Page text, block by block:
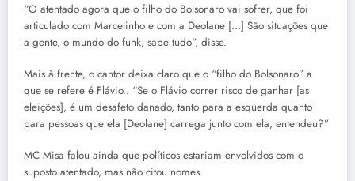
“O atentado agora que o filho do Bolsonaro vai sofrer, que foi
articulado com Marcelinho e com a Deolane […] São situações que
a gente, o mundo do funk, sabe tudo”, disse.
Mais à frente, o cantor deixa claro que o “filho do Bolsonaro” a
que se refere é Flávio.. “Se o Flávio correr risco de ganhar [as
eleições], é um desafeto danado, tanto para a esquerda quanto
para pessoas que ela [Deolane] carrega junto com ela, entendeu?”
MC Misa falou ainda que políticos estariam envolvidos com o
suposto atentado, mas não citou nomes.